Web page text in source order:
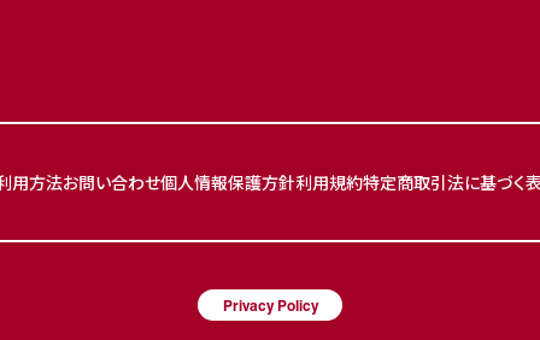
用方法お問い合わせ個人情報保護方針利用規約特定商取引法に基づく
Privacy Policy